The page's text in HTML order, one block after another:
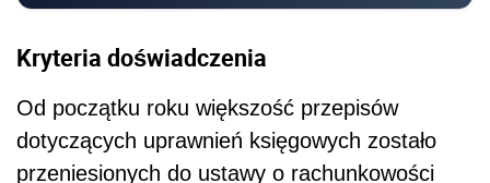
Kryteria doświadczenia
Od początku roku większość przepisów
dotyczących uprawnień księgowych zostało
przeniesionych do ustawy o rachunkowości